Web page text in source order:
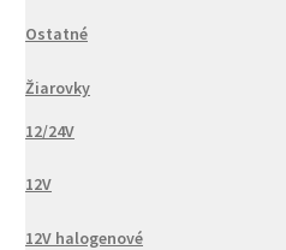
Ostatné
Žiarovky
12/24V
12V
12V halogenové